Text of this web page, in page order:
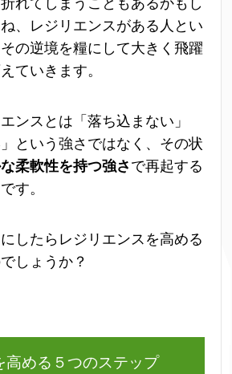
、レジリエンスがある人とい
の逆境を糧にして大きく飛躍
ていきます。
ンスとは「落ち込まない」
」という強さではなく、その状
柔軟性を持つ強さ で再起する
す。
したらレジリエンスを高める
しょうか？
高める５つのステップ